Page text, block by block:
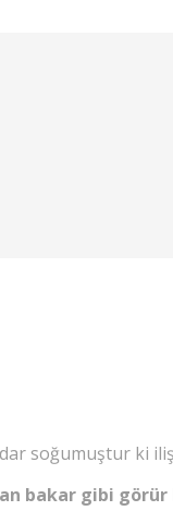
soğumuştur ki
gibi görür